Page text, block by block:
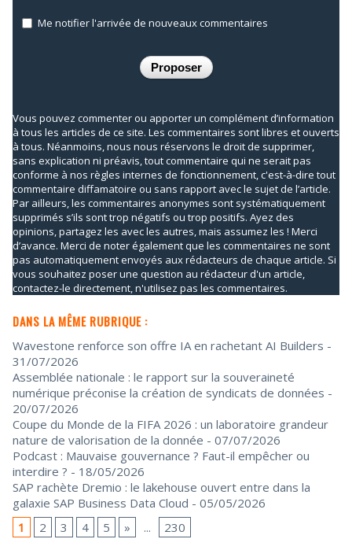
Me notifier l'arrivée de nouveaux commentaires
Vous pouvez commenter ou apporter un complément d’information
à tous les articles de ce site. Les commentaires sont libres et ouverts
à tous. Néanmoins, nous nous réservons le droit de supprimer,
sans explication ni préavis, tout commentaire qui ne serait pas
conforme à nos règles internes de fonctionnement, c'est-à-dire tout
commentaire diffamatoire ou sans rapport avec le sujet de l’article.
Par ailleurs, les commentaires anonymes sont systématiquement
supprimés s’ils sont trop négatifs ou trop positifs. Ayez des
opinions, partagez les avec les autres, mais assumez les ! Merci
d’avance. Merci de noter également que les commentaires ne sont
pas automatiquement envoyés aux rédacteurs de chaque article. Si
vous souhaitez poser une question au rédacteur d'un article,
contactez-le directement, n'utilisez pas les commentaires.
DANS LA MÊME RUBRIQUE :
Wavestone renforce son offre IA en rachetant AI Builders -
31/07/2026
Assemblée nationale : le rapport sur la souveraineté
numérique préconise la création de syndicats de données -
20/07/2026
Coupe du Monde de la FIFA 2026 : un laboratoire grandeur
nature de valorisation de la donnée - 07/07/2026
Podcast : Mauvaise gouvernance ? Faut-il empêcher ou
interdire ? - 18/05/2026
SAP rachète Dremio : le lakehouse ouvert entre dans la
galaxie SAP Business Data Cloud - 05/05/2026
1
2 3 4 5 » ... 230